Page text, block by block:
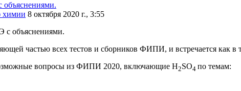
объяснениями.
химии 8 октября 2020 г., 3:55
частью всех тестов и сборников ФИПИ, и встречается как в
вопросы из ФИПИ 2020, включающие H2SO4 по темам: